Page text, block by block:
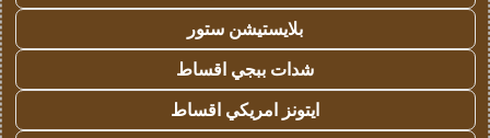
بلايستيشن ستور
شدات ببجي اقساط
ايتونز امريكي اقساط